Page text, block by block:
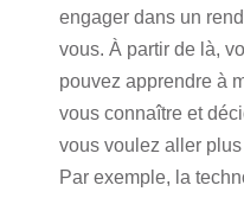
engager dans un
vous. À partir de là,
pouvez apprendre à
vous connaître et
vous voulez aller
Par exemple, la